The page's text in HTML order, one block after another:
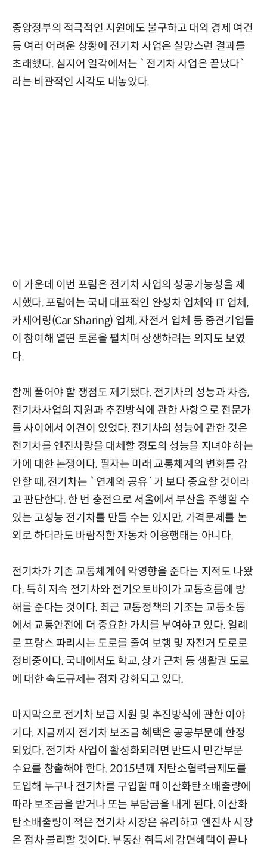
중앙정부의 적극적인 지원에도 불구하고 대외 경제 여건
등 여러 어려운 상황에 전기차 사업은 실망스런 결과를
초래했다. 심지어 일각에서는 `전기차 사업은 끝났다`
라는 비관적인 시각도 내놓았다.
이 가운데 이번 포럼은 전기차 사업의 성공가능성을 제
시했다. 포럼에는 국내 대표적인 완성차 업체와 IT 업체,
카세어링(Car Sharing) 업체, 자전거 업체 등 중견기업들
이 참여해 열띤 토론을 펼치며 상생하려는 의지도 보였
다.
함께 풀어야 할 쟁점도 제기됐다. 전기차의 성능과 차종,
전기차사업의 지원과 추진방식에 관한 사항으로 전문가
들 사이에서 이견이 있었다. 전기차의 성능에 관한 것은
전기차를 엔진차량을 대체할 정도의 성능을 지녀야 하는
가에 대한 논쟁이다. 필자는 미래 교통체계의 변화를 감
안할 때, 전기차는 `연계와 공유`가 보다 중요할 것이라
고 판단한다. 한 번 충전으로 서울에서 부산을 주행할 수
있는 고성능 전기차를 만들 수는 있지만, 가격문제를 논
외로 하더라도 바람직한 자동차 이용행태는 아니다.
전기차가 기존 교통체계에 악영향을 준다는 지적도 나왔
다. 특히 저속 전기차와 전기오토바이가 교통흐름에 방
해를 준다는 것이다. 최근 교통정책의 기조는 교통소통
에서 교통안전에 더 중요한 가치를 부여하고 있다. 일례
로 프랑스 파리시는 도로를 줄여 보행 및 자전거 도로로
정비중이다. 국내에서도 학교, 상가 근처 등 생활권 도로
에 대한 속도규제는 점차 강화되고 있다.
마지막으로 전기차 보급 지원 및 추진방식에 관한 이야
기다. 지금까지 전기차 보조금 혜택은 공공부문에 한정
되었다. 전기차 사업이 활성화되려면 반드시 민간부문
수요를 창출해야 한다. 2015년께 저탄소협력금제도를
도입해 누구나 전기차를 구입할 때 이산화탄소배출량에
따라 보조금을 받거나 또는 부담금을 내게 된다. 이산화
탄소배출량이 적은 전기차 시장은 유리하고 엔진차 시장
은 점차 불리할 것이다. 부동산 취득세 감면혜택이 끝나